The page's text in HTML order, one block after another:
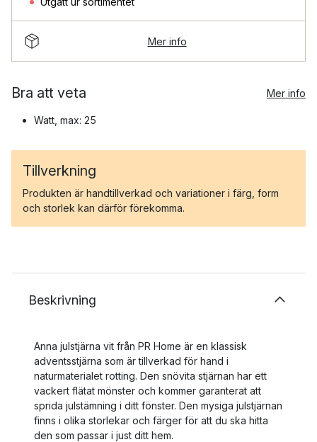
Mer info
Bra att veta Mer info
Watt, max: 25
Tillverkning
Produkten är handtillverkad och variationer i färg, form
och storlek kan därför förekomma.
Beskrivning
Anna julstjärna vit från PR Home är en klassisk
adventsstjärna som är tillverkad för hand i
naturmaterialet rotting. Den snövita stjärnan har ett
vackert flätat mönster och kommer garanterat att
sprida julstämning i ditt fönster. Den mysiga julstjärnan
finns i olika storlekar och färger för att du ska hitta
den som passar i just ditt hem.